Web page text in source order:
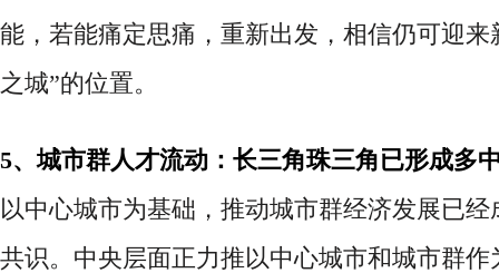
能，若能痛定思痛，重新出发，相信仍可迎来
之城”的位置。
5、城市群人才流动：长三角珠三角已形成多
以中心城市为基础，推动城市群经济发展已
共识。中央层面正力推以中心城市和城市群作